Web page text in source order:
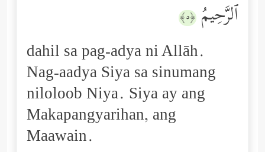
ٱلرَّحِیمُ ﴿٥﴾
dahil sa pag-adya ni Allāh.
Nag-aadya Siya sa sinumang
niloloob Niya. Siya ay ang
Makapangyarihan, ang
Maawain.